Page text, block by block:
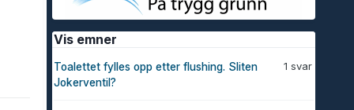
Vis emner
1 svar
Toalettet fylles opp etter flushing. Sliten
Jokerventil?